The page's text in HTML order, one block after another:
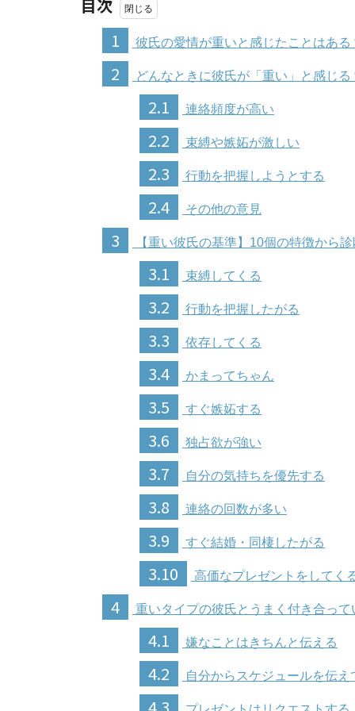
目次
1
彼氏の愛情が重いと感じたことはある
2 どんなときに彼氏が「重い」と感じる
2.1 連絡頻度が高い
2.2 束縛や嫉妬が激しい
2.3 行動を把握しようとする
2.4 その他の意見
3 【重い彼氏の基準】10個の特徴から
3.1 束縛してくる
3.2 行動を把握したがる
3.3 依存してくる
3.4 かまってちゃん
3.5 すぐ嫉妬する
3.6 独占欲が強い
3.7 自分の気持ちを優先する
3.8 連絡の回数が多い
3.9 すぐ結婚・同棲したがる
3.10 高価なプレゼントをしてく
4 重いタイプの彼氏とうまく付き合って
4.1 嫌なことはきちんと伝える
4.2 自分からスケジュールを伝え